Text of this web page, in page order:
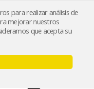
para realizar análisis de
mejorar nuestros
que acepta su
93.439.26.92